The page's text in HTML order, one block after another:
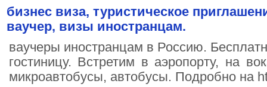
бизнес виза, туристическое
ваучер, визы иностранцам.
ваучеры иностранцам в Россию.
гостиницу. Встретим в аэропорту, на
микроавтобусы, автобусы. Подробно на